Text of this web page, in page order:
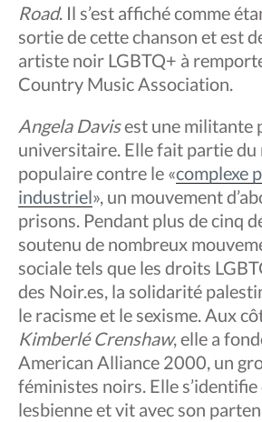
Road. Il s’est affiché comme
sortie de cette chanson et est
artiste noir LGBTQ+ à
Country Music Association.
Angela Davisest une militante
universitaire. Elle fait partie du
populaire contre le «complexe
industriel», un mouvement
prisons. Pendant plus de cinq
soutenu de nombreux
sociale tels que les droits
des Noir.es, la solidarité
le racisme et le sexisme. Aux
Kimberlé Crenshaw, elle a
American Alliance 2000, un
féministes noirs. Elle s’identifie
lesbienne et vit avec son